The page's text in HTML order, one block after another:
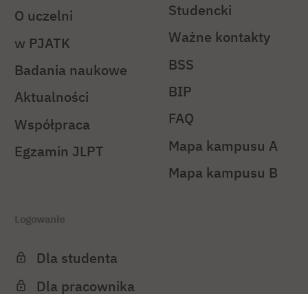
O uczelni
w PJATK
Badania naukowe
Aktualności
Współpraca
Egzamin JLPT
Studencki
Ważne kontakty
BSS
BIP
FAQ
Mapa kampusu A
Mapa kampusu B
Logowanie
Dla studenta
Dla pracownika